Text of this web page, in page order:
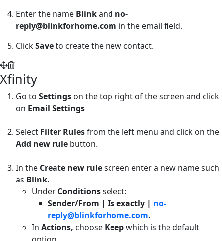
Enter the name Blinkand no-
reply@blinkforhome.com in the email field.
ClickSaveto create the new contact.
Xfinity
Go to Settings on the top right of the screen and click
on Email Settings
Select Filter Rulesfrom the left menu and click on the
Add new rule button.
In the Create new rulescreen enter a new name such
as Blink.
Under Conditionsselect:
Sender/From | Is exactly | no-
reply@blinkforhome.com.
In Actions, choose Keepwhich is the default